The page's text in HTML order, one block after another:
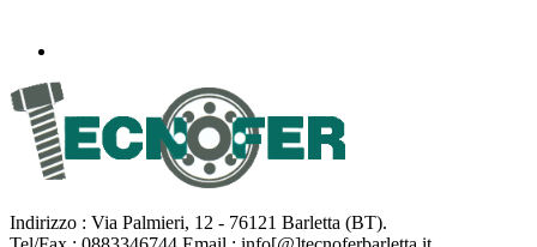
Indirizzo : Via Palmieri, 12 - 76121 Barletta (BT).